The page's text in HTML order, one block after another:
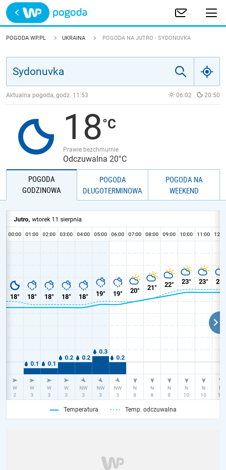
Trwa ładowanie
POLSKA
JAKOŚĆ POWIETRZA
POGODA WP.PL UKRAINA POGODA NA JUTRO - SYDONUVKA
Aktualna pogoda, godz. 11:53 06:02 20:50
18
Prawie bezchmurnie
Odczuwalna 20°C
POGODA
GODZINOWA
POGODA
DŁUGOTERMINOWA
POGODA NA
WEEKEND
Temperatura Temp. odczuwalna